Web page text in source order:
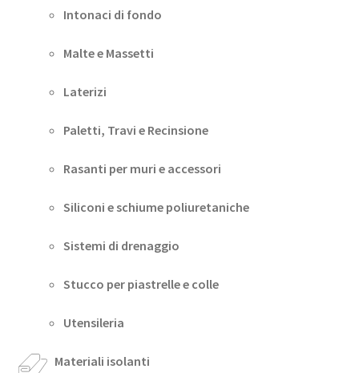
Intonaci di fondo
Malte e Massetti
Laterizi
Paletti, Travi e Recinsione
Rasanti per muri e accessori
Siliconi e schiume poliuretaniche
Sistemi di drenaggio
Stucco per piastrelle e colle
Utensileria
Materiali isolanti